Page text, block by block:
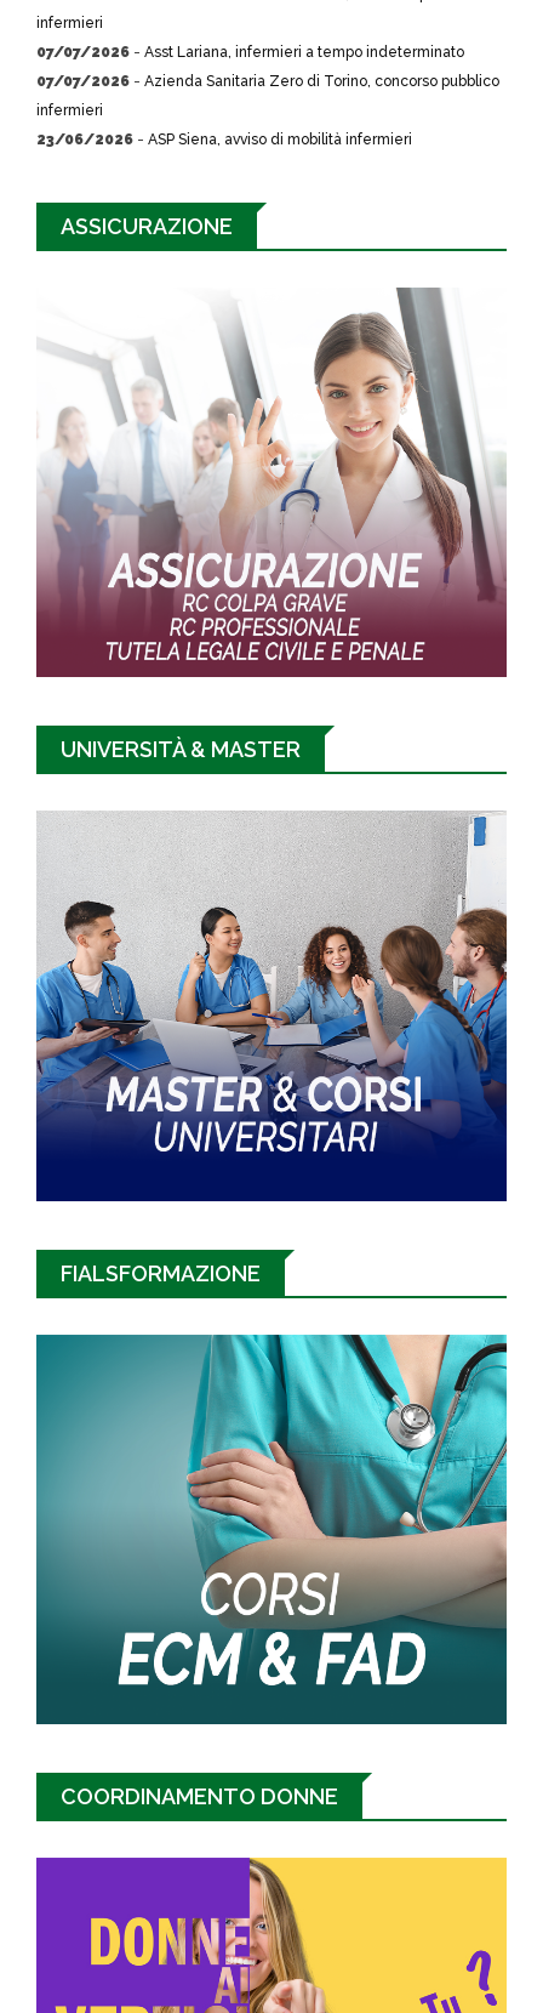
infermieri
07/07/2026 - Asst Lariana, infermieri a tempo indeterminato
07/07/2026 - Azienda Sanitaria Zero di Torino, concorso pubblico
infermieri
23/06/2026 - ASP Siena, avviso di mobilità infermieri
ASSICURAZIONE
UNIVERSITÀ & MASTER
FIALSFORMAZIONE
COORDINAMENTO DONNE